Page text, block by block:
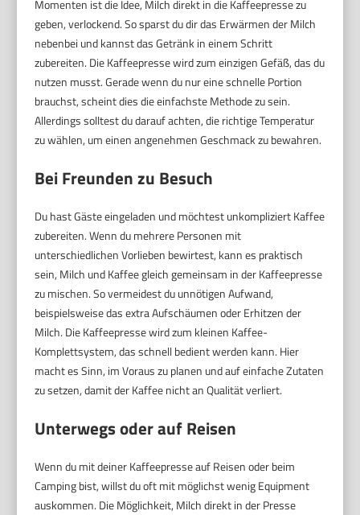
Momenten ist die Idee, Milch direkt in die Kaffeepresse zu
geben, verlockend. So sparst du dir das Erwärmen der Milch
nebenbei und kannst das Getränk in einem Schritt
zubereiten. Die Kaffeepresse wird zum einzigen Gefäß, das du
nutzen musst. Gerade wenn du nur eine schnelle Portion
brauchst, scheint dies die einfachste Methode zu sein.
Allerdings solltest du darauf achten, die richtige Temperatur
zu wählen, um einen angenehmen Geschmack zu bewahren.
Bei Freunden zu Besuch
Du hast Gäste eingeladen und möchtest unkompliziert Kaffee
zubereiten. Wenn du mehrere Personen mit
unterschiedlichen Vorlieben bewirtest, kann es praktisch
sein, Milch und Kaffee gleich gemeinsam in der Kaffeepresse
zu mischen. So vermeidest du unnötigen Aufwand,
beispielsweise das extra Aufschäumen oder Erhitzen der
Milch. Die Kaffeepresse wird zum kleinen Kaffee-
Komplettsystem, das schnell bedient werden kann. Hier
macht es Sinn, im Voraus zu planen und auf einfache Zutaten
zu setzen, damit der Kaffee nicht an Qualität verliert.
Unterwegs oder auf Reisen
Wenn du mit deiner Kaffeepresse auf Reisen oder beim
Camping bist, willst du oft mit möglichst wenig Equipment
auskommen. Die Möglichkeit, Milch direkt in der Presse